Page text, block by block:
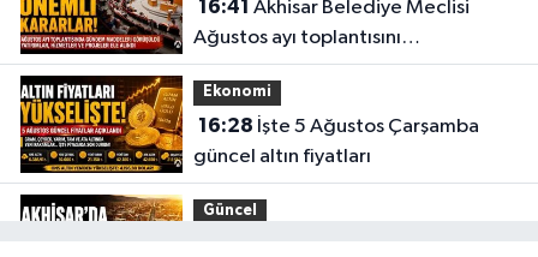
Gülden Eczanesi
NAMIK KEMAL MAHALLESI EVREN CADDESI NO:1 A KÖPRÜBASI-MANISA
İŞ BANKASI YANI
0 (236) 571 26 61 Yol Tarifi Al
16:41
Ağustos ayı toplantısını
gerçekleştirdi
Ekonomi
16:28
güncel altın fiyatları
Güncel